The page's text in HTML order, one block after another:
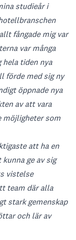
studieår i
fångade mig var
var många
tiden nya
förde med sig ny
öppnade nya
av att vara
möjligheter som
att ha en
ge av sig
vistelse
team där alla
stark gemenskap
och lär av